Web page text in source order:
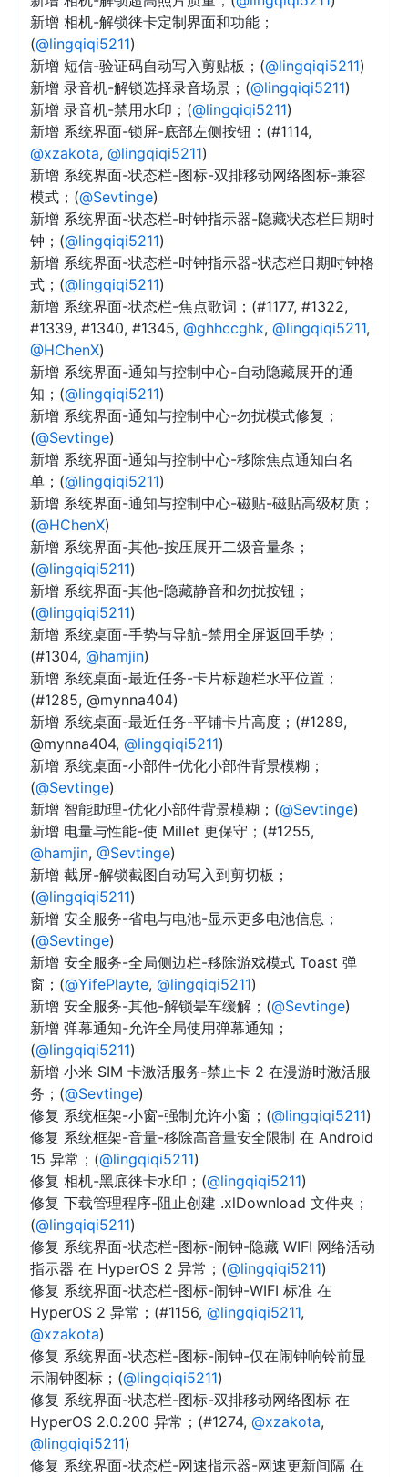
新增 相机-解锁徕卡定制界面和功能；
(@lingqiqi5211)
新增 短信-验证码自动写入剪贴板；(@lingqiqi5211)
新增 录音机-解锁选择录音场景；(@lingqiqi5211)
新增 录音机-禁用水印；(@lingqiqi5211)
新增 系统界面-锁屏-底部左侧按钮；(#1114,
@xzakota, @lingqiqi5211)
新增 系统界面-状态栏-图标-双排移动网络图标-兼容
模式；(@Sevtinge)
新增 系统界面-状态栏-时钟指示器-隐藏状态栏日期时
钟；(@lingqiqi5211)
新增 系统界面-状态栏-时钟指示器-状态栏日期时钟格
式；(@lingqiqi5211)
新增 系统界面-状态栏-焦点歌词；(#1177, #1322,
#1339, #1340, #1345, @ghhccghk, @lingqiqi5211,
@HChenX)
新增 系统界面-通知与控制中心-自动隐藏展开的通
知；(@lingqiqi5211)
新增 系统界面-通知与控制中心-勿扰模式修复；
(@Sevtinge)
新增 系统界面-通知与控制中心-移除焦点通知白名
单；(@lingqiqi5211)
新增 系统界面-通知与控制中心-磁贴-磁贴高级材质；
(@HChenX)
新增 系统界面-其他-按压展开二级音量条；
(@lingqiqi5211)
新增 系统界面-其他-隐藏静音和勿扰按钮；
(@lingqiqi5211)
新增 系统桌面-手势与导航-禁用全屏返回手势；
(#1304, @hamjin)
新增 系统桌面-最近任务-卡片标题栏水平位置；
(#1285, @mynna404)
新增 系统桌面-最近任务-平铺卡片高度；(#1289,
@mynna404, @lingqiqi5211)
新增 系统桌面-小部件-优化小部件背景模糊；
(@Sevtinge)
新增 智能助理-优化小部件背景模糊；(@Sevtinge)
新增 电量与性能-使 Millet 更保守；(#1255,
@hamjin, @Sevtinge)
新增 截屏-解锁截图自动写入到剪切板；
(@lingqiqi5211)
新增 安全服务-省电与电池-显示更多电池信息；
(@Sevtinge)
新增 安全服务-全局侧边栏-移除游戏模式 Toast 弹
窗；(@YifePlayte, @lingqiqi5211)
新增 安全服务-其他-解锁晕车缓解；(@Sevtinge)
新增 弹幕通知-允许全局使用弹幕通知；
(@lingqiqi5211)
新增 小米 SIM 卡激活服务-禁止卡 2 在漫游时激活服
务；(@Sevtinge)
修复 系统框架-小窗-强制允许小窗；(@lingqiqi5211)
修复 系统框架-音量-移除高音量安全限制 在 Android
15 异常；(@lingqiqi5211)
修复 相机-黑底徕卡水印；(@lingqiqi5211)
修复 下载管理程序-阻止创建 .xlDownload 文件夹；
(@lingqiqi5211)
修复 系统界面-状态栏-图标-闹钟-隐藏 WIFI 网络活动
指示器 在 HyperOS 2 异常；(@lingqiqi5211)
修复 系统界面-状态栏-图标-闹钟-WIFI 标准 在
HyperOS 2 异常；(#1156, @lingqiqi5211,
@xzakota)
修复 系统界面-状态栏-图标-闹钟-仅在闹钟响铃前显
示闹钟图标；(@lingqiqi5211)
修复 系统界面-状态栏-图标-双排移动网络图标 在
HyperOS 2.0.200 异常；(#1274, @xzakota,
@lingqiqi5211)
修复 系统界面-状态栏-网速指示器-网速更新间隔 在